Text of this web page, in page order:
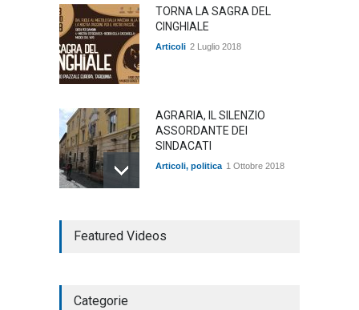
TORNA LA SAGRA DEL
CINGHIALE
Articoli 2 Luglio 2018
AGRARIA, IL SILENZIO
ASSORDANTE DEI
SINDACATI
Articoli, politica 1 Ottobre 2018
COMMEDIA"
Featured Videos
Categorie